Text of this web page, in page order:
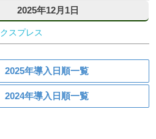
2025年12月1日
スプレス
2025年導入日順一覧
2024年導入日順一覧